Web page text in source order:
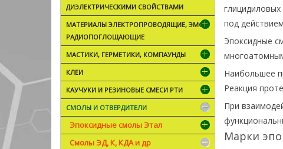
ДИЭЛЕКТРИЧЕСКИМИ СВОЙСТВАМИ
МАТЕРИАЛЫ ЭЛЕКТРОПРОВОДЯЩИЕ, ЭМС,
РАДИОПОГЛОЩАЮЩИЕ
МАСТИКИ, ГЕРМЕТИКИ, КОМПАУНДЫ
КЛЕИ
КАУЧУКИ И РЕЗИНОВЫЕ СМЕСИ РТИ
СМОЛЫ И ОТВЕРДИТЕЛИ
Эпоксидные смолы Этал
Смолы ЭД, К, КДА и др
под
Эпоксидные
Наибольшее
Реакция
При
Марки